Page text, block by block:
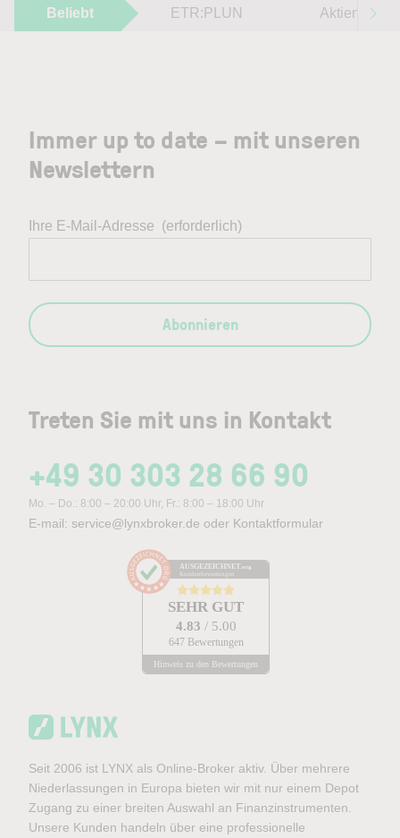
Beliebt ETR:PLUN Aktien im
Treten Sie mit uns in Kontakt
+49 30 303 28 66 90
Mo. – Do.: 8:00 – 20:00 Uhr, Fr.: 8:00 – 18:00 Uhr
E-mail: service@lynxbroker.de oder Kontaktformular
AUSGEZEICHNET .org
Kundenbewertungen
SEHR GUT
4.83 / 5.00
647 Bewertungen
Hinweis zu den Bewertungen
Immer up to date – mit unseren
Newslettern
Ihre E-Mail-Adresse (erforderlich)
Abonnieren
Seit 2006 ist LYNX als Online-Broker aktiv. Über mehrere
Niederlassungen in Europa bieten wir mit nur einem Depot
Zugang zu einer breiten Auswahl an Finanzinstrumenten.
Unsere Kunden handeln über eine professionelle